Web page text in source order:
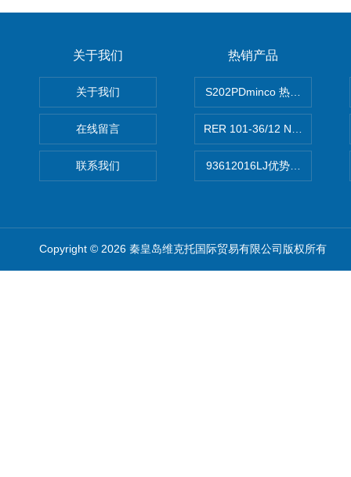
关于我们
关于我们
在线留言
联系我们
热销产品
S202PDminco 热电阻
RER 101-36/12 NHH离心
93612016LJ优势供应美国
Copyright © 2026 秦皇岛维克托国际贸易有限公司版权所有